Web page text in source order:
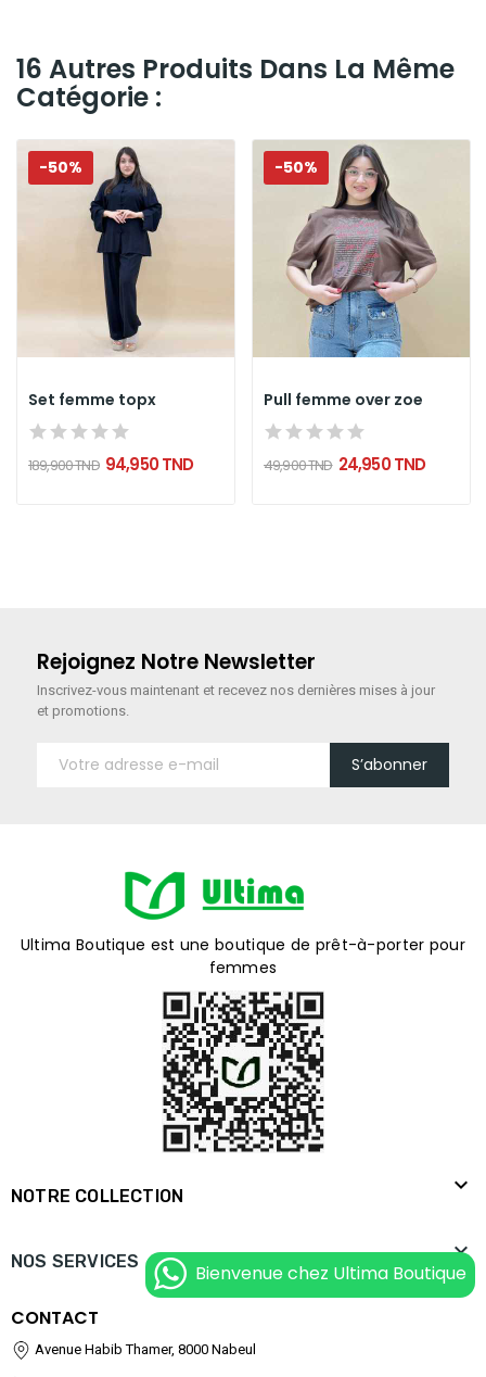
16 Autres Produits Dans La Même
Catégorie :
-50%
Set femme topx
189,900 TND 94,950 TND
-50%
Pull femme over zoe
49,900 TND 24,950 TND
Rejoignez Notre Newsletter
Inscrivez-vous maintenant et recevez nos dernières mises à jour
et promotions.
S’abonner
Ultima Boutique est une boutique de prêt-à-porter pour
femmes
NOTRE COLLECTION 
NOS SERVICES 
CONTACT
Avenue Habib Thamer, 8000 Nabeul
Bienvenue chez Ultima Boutique